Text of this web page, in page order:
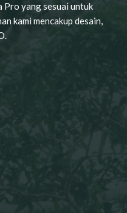
Pro yang sesuai untuk
kami mencakup desain,